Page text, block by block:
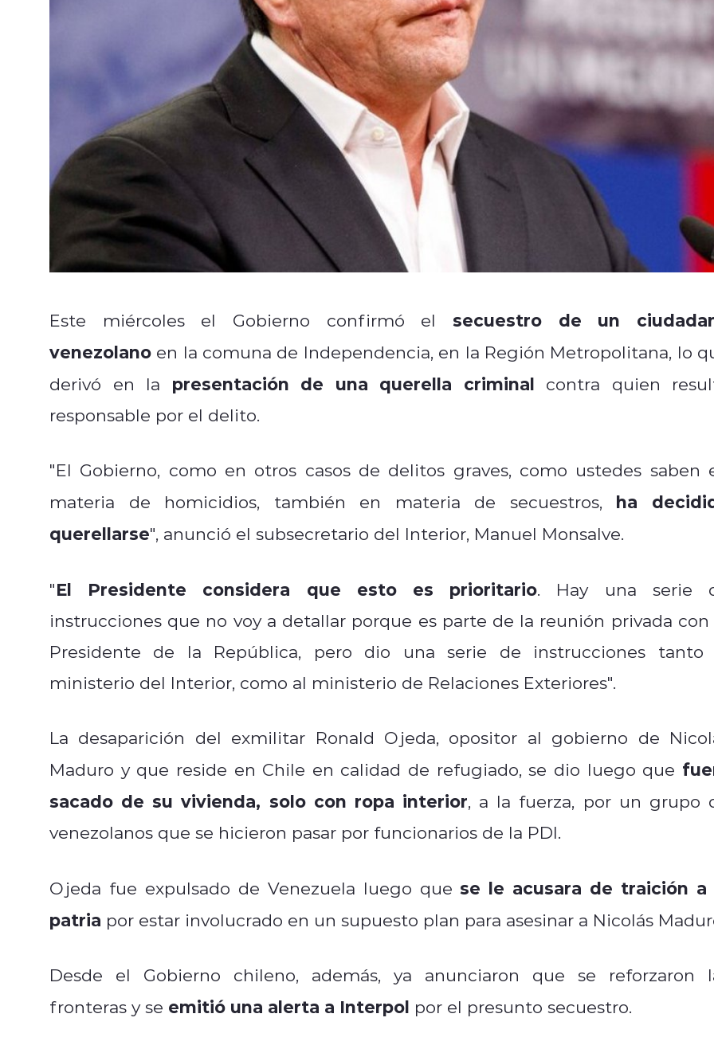
Este miércoles el Gobierno confirmó el secuestro de un
venezolano en la comuna de Independencia, en la Región Metropolitana, lo
derivó en la presentación de una querella criminal contra quien
responsable por el delito.
"El Gobierno, como en otros casos de delitos graves, como ustedes saben
materia de homicidios, también en materia de secuestros, ha
querellarse", anunció el subsecretario del Interior, Manuel Monsalve.
"El Presidente considera que esto es prioritario. Hay una serie
instrucciones que no voy a detallar porque es parte de la reunión privada con
Presidente de la República, pero dio una serie de instrucciones tanto
ministerio del Interior, como al ministerio de Relaciones Exteriores".
La desaparición del exmilitar Ronald Ojeda, opositor al gobierno de
Maduro y que reside en Chile en calidad de refugiado, se dio luego que
sacado de su vivienda, solo con ropa interior, a la fuerza, por un grupo
venezolanos que se hicieron pasar por funcionarios de la PDI.
Ojeda fue expulsado de Venezuela luego que se le acusara de traición a
patria por estar involucrado en un supuesto plan para asesinar a Nicolás
Desde el Gobierno chileno, además, ya anunciaron que se reforzaron
fronteras y se emitió una alerta a Interpol por el presunto secuestro.